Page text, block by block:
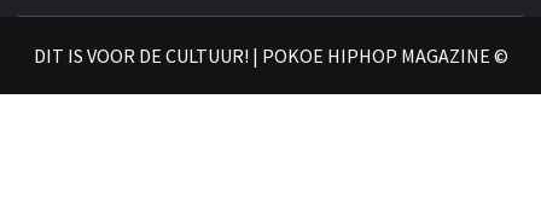
DIT IS VOOR DE CULTUUR! | POKOE HIPHOP MAGAZINE ©